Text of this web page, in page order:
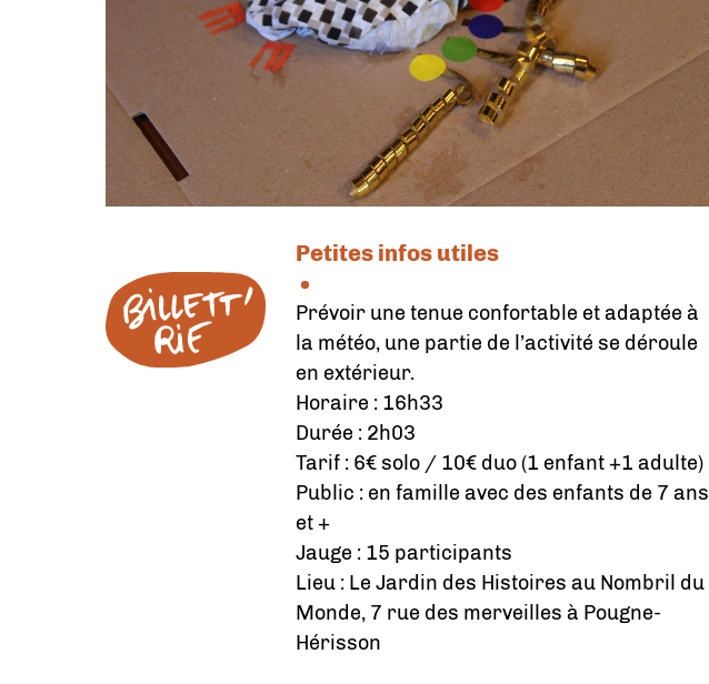
Petites infos utiles
Prévoir une tenue confortable et adaptée à
la météo, une partie de l’activité se déroule
en extérieur.
Horaire : 16h33
Durée : 2h03
Tarif : 6€ solo / 10€ duo (1 enfant +1 adulte)
Public : en famille avec des enfants de 7 ans
et +
Jauge : 15 participants
Lieu : Le Jardin des Histoires au Nombril du
Monde, 7 rue des merveilles à Pougne-
Hérisson